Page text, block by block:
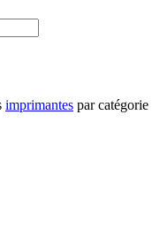
imprimantes par catégorie